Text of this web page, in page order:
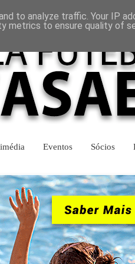
Eventos Sócios
to analyze traffic. Your IP
metrics to ensure quality of